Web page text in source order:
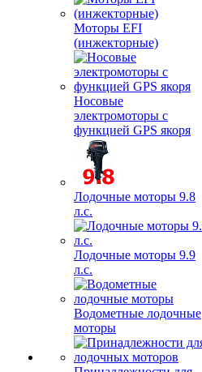
Моторы EFI
(инжекторные)
Носовые
электромоторы с
функцией GPS якоря
Лодочные моторы 9.8
л.с.
Лодочные моторы 9.9
л.с.
Водометные лодочные
моторы